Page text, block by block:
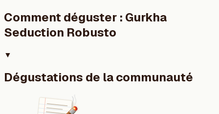
Comment déguster : Gurkha
Seduction Robusto
▼
Dégustations de la communauté